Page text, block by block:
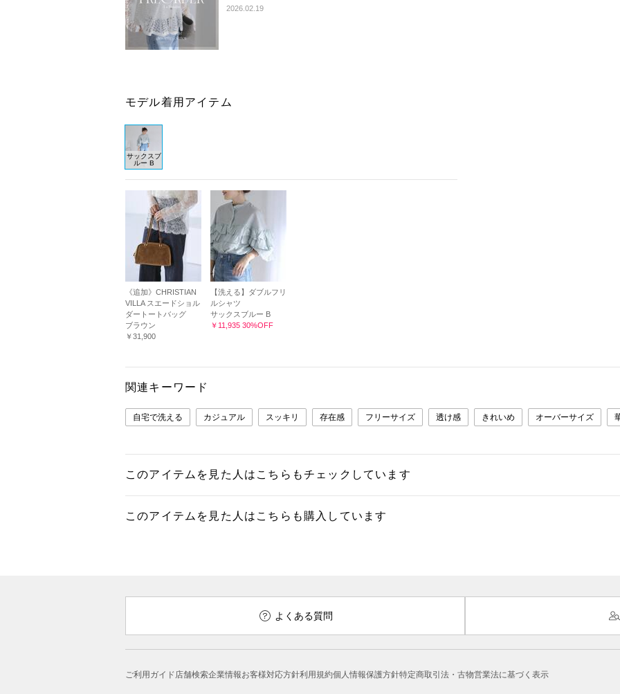
2026.02.19
モデル着用アイテム
サックスブ
ルー B
《追加》CHRISTIAN
VILLA スエードショル
ダートートバッグ
ブラウン
￥31,900
【洗える】ダブルフリ
ルシャツ
サックスブルー B
￥11,935 30%OFF
関連キーワード
自宅で洗える カジュアル スッキリ 存在感 フリーサイズ 透け感 きれいめ オーバーサイズ
このアイテムを見た人はこちらもチェックしています
このアイテムを見た人はこちらも購入しています
よくある質問
ご利用ガイド店舗検索企業情報お客様対応方針利用規約個人情報保護方針特定商取引法・古物営業法に基づく表示